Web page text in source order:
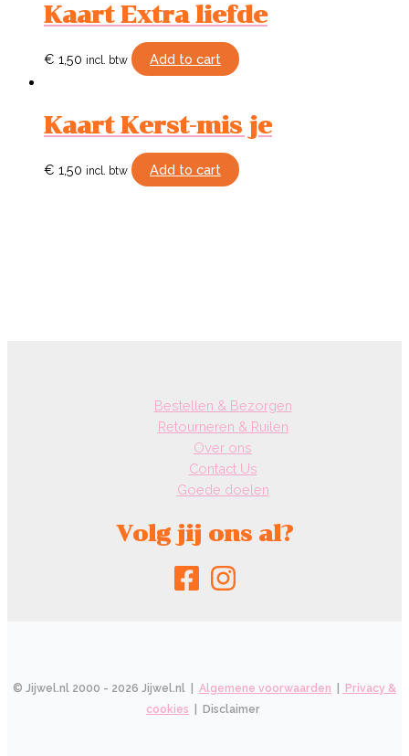
Kaart Extra liefde
€ 1,50 incl. btw Add to cart
Kaart Kerst-mis je
€ 1,50 incl. btw Add to cart
Bestellen & Bezorgen
Retourneren & Ruilen
Over ons
Contact Us
Goede doelen
Volg jij ons al?
© Jijwel.nl 2000 - 2026 Jijwel.nl | Algemene voorwaarden
Privacy &
cookies | Disclaimer